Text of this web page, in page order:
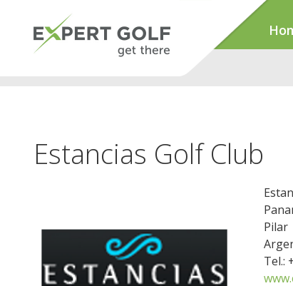
Estancias Golf Club
Pilar
Tel.: